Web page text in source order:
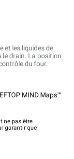
et les liquides de
le drain. La position
du four.
MIND.Maps™
ne pas être
garantir que